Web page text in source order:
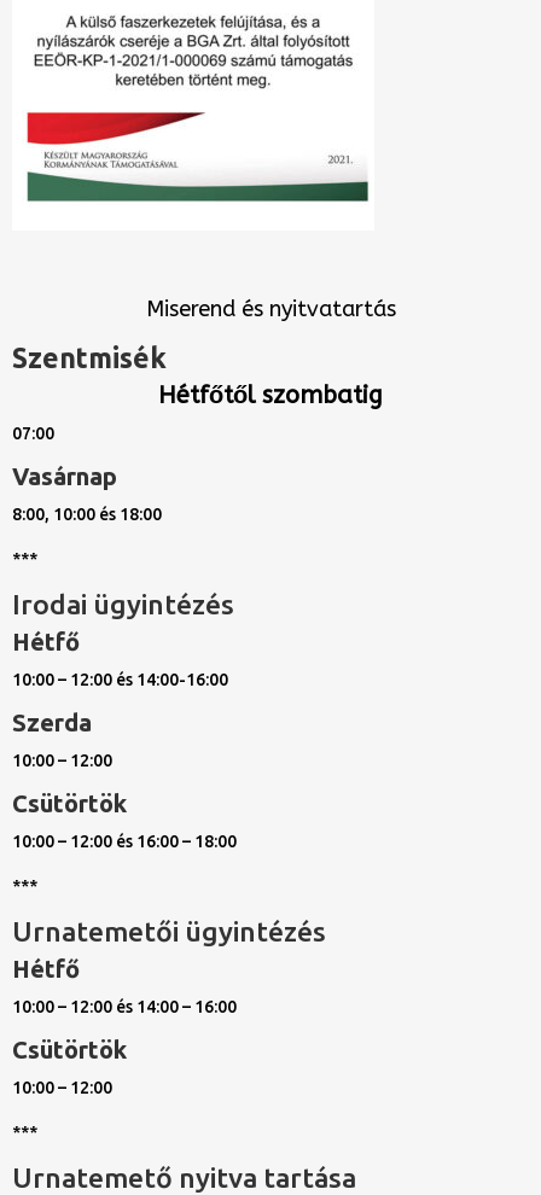
Miserend és nyitvatartás
Szentmisék
Hétfőtől szombatig
07:00
Vasárnap
8:00, 10:00 és 18:00
***
Irodai ügyintézés
Hétfő
10:00 – 12:00 és 14:00-16:00
Szerda
10:00 – 12:00
Csütörtök
10:00 – 12:00 és 16:00 – 18:00
***
Urnatemetői ügyintézés
Hétfő
10:00 – 12:00 és 14:00 – 16:00
Csütörtök
10:00 – 12:00
***
Urnatemető nyitva tartása